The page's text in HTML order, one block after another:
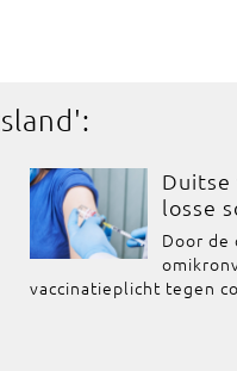
':
losse
Door de
vaccinatieplicht tegen